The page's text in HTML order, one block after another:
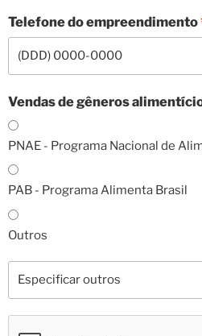
Telefone do empreendimento
Vendas de gêneros
PNAE - Programa Nacional de
PAB - Programa Alimenta Brasil
Outros